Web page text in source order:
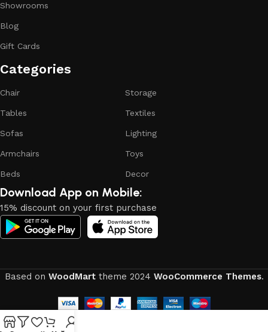
Showrooms
Blog
Gift Cards
Categories​
Chair
Tables
Sofas
Armchairs
Beds
Storage
Textiles
Lighting
Toys
Decor
Download App on Mobile:
15% discount on your first purchase
Based on WoodMarttheme 2024 WooCommerce Themes.